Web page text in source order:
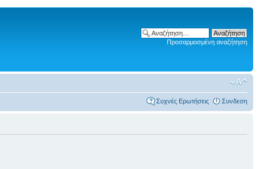
Προσαρμοσμένη αναζήτηση
Συχνές Ερωτήσεις Συνδεση